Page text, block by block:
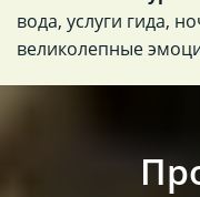
вода, услуги гида,
великолепные